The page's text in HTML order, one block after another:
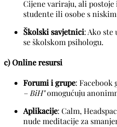
Cijene variraju, ali postoje
studente ili osobe s
Školski savjetnici: Ako
se školskom psihologu.
c) Online resursi
Forumi i grupe: Facebook
– BiH"omogućuju
Aplikacije: Calm,
nude meditacije za